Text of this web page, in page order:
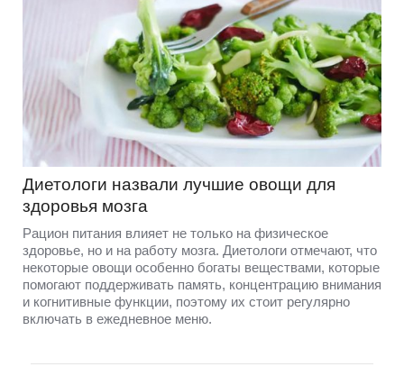
Диетологи назвали лучшие овощи для
здоровья мозга
Рацион питания влияет не только на физическое
здоровье, но и на работу мозга. Диетологи отмечают, что
некоторые овощи особенно богаты веществами, которые
помогают поддерживать память, концентрацию внимания
и когнитивные функции, поэтому их стоит регулярно
включать в ежедневное меню.